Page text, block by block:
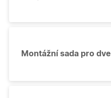
Montážní sada pro